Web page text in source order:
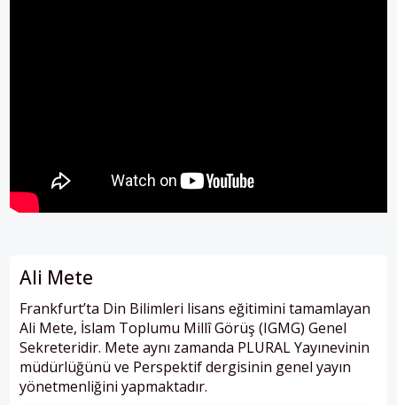
Ali Mete
Frankfurt’ta Din Bilimleri lisans eğitimini tamamlayan
Ali Mete, İslam Toplumu Millî Görüş (IGMG) Genel
Sekreteridir. Mete aynı zamanda PLURAL Yayınevinin
müdürlüğünü ve Perspektif dergisinin genel yayın
yönetmenliğini yapmaktadır.